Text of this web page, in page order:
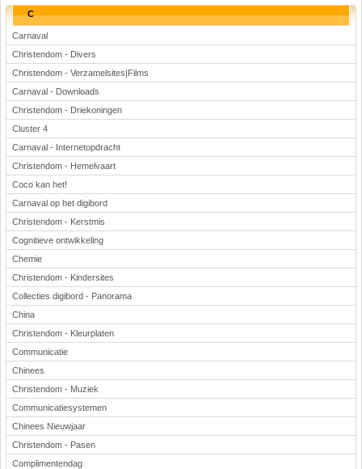
C
Carnaval
Christendom - Divers
Christendom - Verzamelsites|Films
Carnaval - Downloads
Christendom - Driekoningen
Cluster 4
Carnaval - Internetopdracht
Christendom - Hemelvaart
Coco kan het!
Carnaval op het digibord
Christendom - Kerstmis
Cognitieve ontwikkeling
Chemie
Christendom - Kindersites
Collecties digibord - Panorama
China
Christendom - Kleurplaten
Communicatie
Chinees
Christendom - Muziek
Communicatiesystemen
Chinees Nieuwjaar
Christendom - Pasen
Complimentendag